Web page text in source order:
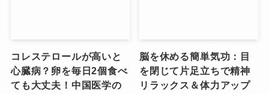
コレステロールが高いと
心臓病？卵を毎日2個食べ
ても大丈夫！中国医学の
脳を休める簡単気功：目
を閉じて片足立ちで精神
リラックス＆体力アップ